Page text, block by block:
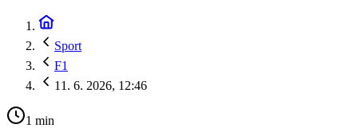
Sport
F1
11. 6. 2026, 12:46
1 min